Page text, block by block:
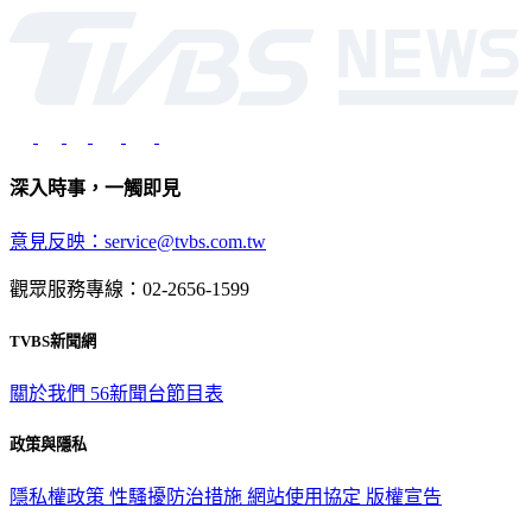
深入時事，一觸即見
意見反映：service@tvbs.com.tw
觀眾服務專線：02-2656-1599
TVBS新聞網
關於我們 56新聞台節目表
政策與隱私
隱私權政策 性騷擾防治措施 網站使用協定 版權宣告